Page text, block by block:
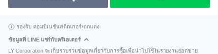
รองรับ คอมบิเนชันสติกเกอร์/ตกแต่ง
ข้อมูลที่ LINE แชร์กับครีเอเตอร์
LY Corporation จะเก็บรวบรวมข้อมูลเกี่ยวกับการซื้อเพื่อนำไปใช้ในรายงานยอดขาย